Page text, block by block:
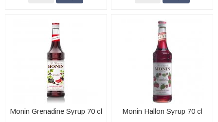
Monin Grenadine Syrup 70 cl Monin Hallon Syrup 70 cl